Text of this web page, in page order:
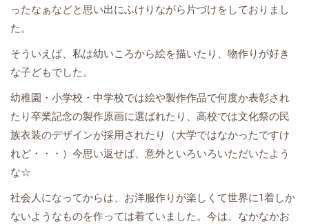
ったなぁなどと思い出にふけりながら片づけをしておりまし
た。
そういえば、私は幼いころから絵を描いたり、物作りが好き
な子どもでした。
幼稚園・小学校・中学校では絵や製作作品で何度か表彰され
たり卒業記念の製作原画に選ばれたり、高校では文化祭の民
族衣装のデザインが採用されたり（大学ではなかったですけ
れど・・・）今思い返せば、意外といろいろいただいたよう
な☆
社会人になってからは、お洋服作りが楽しくて世界に1着しか
ないようなものを作っては着ていました。今は、なかなかお